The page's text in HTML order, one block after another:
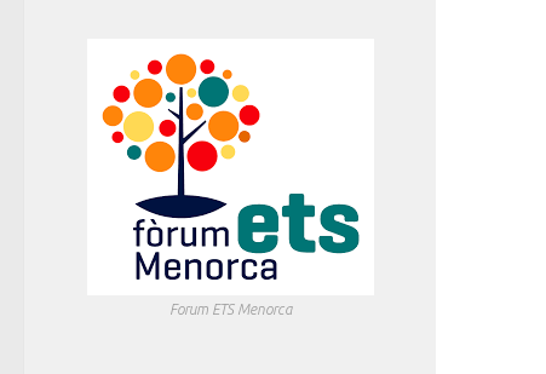
Forum ETS Menorca